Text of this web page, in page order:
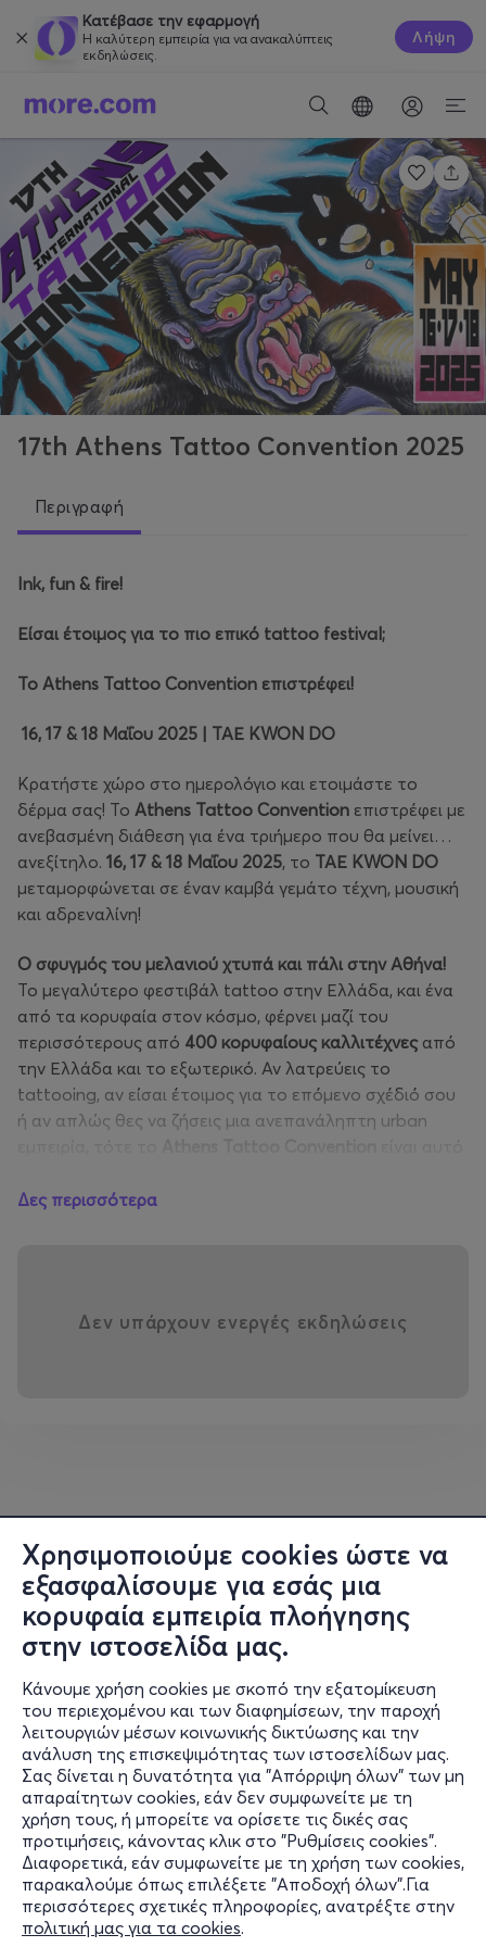
Χρησιμοποιούμε cookies ώστε να
εξασφαλίσουμε για εσάς μια
κορυφαία εμπειρία πλοήγησης
στην ιστοσελίδα μας.
Κάνουμε χρήση cookies με σκοπό την εξατομίκευση
του περιεχομένου και των διαφημίσεων, την παροχή
λειτουργιών μέσων κοινωνικής δικτύωσης και την
ανάλυση της επισκεψιμότητας των ιστοσελίδων μας.
Σας δίνεται η δυνατότητα για "Απόρριψη όλων" των μη
απαραίτητων cookies, εάν δεν συμφωνείτε με τη
χρήση τους, ή μπορείτε να ορίσετε τις δικές σας
προτιμήσεις, κάνοντας κλικ στο "Ρυθμίσεις cookies".
Διαφορετικά, εάν συμφωνείτε με τη χρήση των cookies,
παρακαλούμε όπως επιλέξετε "Αποδοχή όλων".Για
περισσότερες σχετικές πληροφορίες, ανατρέξτε στην
πολιτική μας για τα cookies.
Κατέβασε την εφαρμογή
Η καλύτερη εμπειρία για να ανακαλύπτεις
εκδηλώσεις.
Λήψη
17th Athens Tattoo Convention 2025
Περιγραφή
Ink, fun & fire!
Είσαι έτοιμος για το πιο επικό tattoo festival;
Το Athens Tattoo Convention επιστρέφει!
16, 17 & 18 Μαΐου 2025 | ΤΑΕ ΚWON DO
Κρατήστε χώρο στο ημερολόγιο και ετοιμάστε το
δέρμα σας! Το Athens Tattoo Convention επιστρέφει με
ανεβασμένη διάθεση για ένα τριήμερο που θα μείνει…
ανεξίτηλο. 16, 17 & 18 Μαΐου 2025, το ΤΑΕ ΚWON DO
μεταμορφώνεται σε έναν καμβά γεμάτο τέχνη, μουσική
και αδρεναλίνη!
Ο σφυγμός του μελανιού χτυπά και πάλι στην Αθήνα!
Το μεγαλύτερο φεστιβάλ tattoo στην Ελλάδα, και ένα
από τα κορυφαία στον κόσμο, φέρνει μαζί του
περισσότερους από 400 κορυφαίους καλλιτέχνες από
την Ελλάδα και το εξωτερικό. Αν λατρεύεις το
tattooing, αν είσαι έτοιμος για το επόμενο σχέδιό σου
ή αν απλώς θες να ζήσεις μια ανεπανάληπτη urban
ξεχειλίζουν δημιουργικότητα,Bike & Skate Showγια
Convention, είτε έρχεσαι για το μελάνι, είτε για την
ατμόσφαιρα,φεύγεις πάντα γεμάτος εικόνες, ήχους και
ενέργεια.
Athens Tattoo Academy: Εκεί που το ταλέντο γίνεται
τέχνη!
ΤοAthens Tattoo Conventionδεν είναι μόνο γιορτή του
μελανιού, αλλά και το απόλυτο σημείο εκπαίδευσης για
τους tattoo artists του αύριο! ΗAthens Tattoo
Academy, η ακαδημία που ίδρυσαν οι δημιουργοί του
φεστιβάλ, προσφέρειπλήρη μαθήματα και
εξειδικευμένα σεμινάριαγύρω από την τέχνη του
tattoo και του piercing. Με την καθοδήγηση κορυφαίων
επαγγελματιών, οι νέοι καλλιτέχνες έχουν την ευκαιρία
Δες περισσότερα
Δεν υπάρχουν ενεργές εκδηλώσεις
Πληροφορίες
Υποστήριξη
Stay Connected